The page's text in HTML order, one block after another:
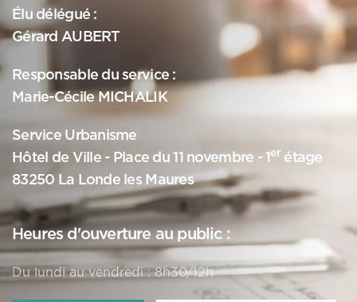
Élu délégué :
Gérard AUBERT
Responsable du service :
Marie-Cécile MICHALIK
Service Urbanisme
Hôtel de Ville - Place du 11 novembre - 1 er étage
83250 La Londe les Maures
Heures d'ouverture au public :
Du lundi au vendredi : 8h30/12h